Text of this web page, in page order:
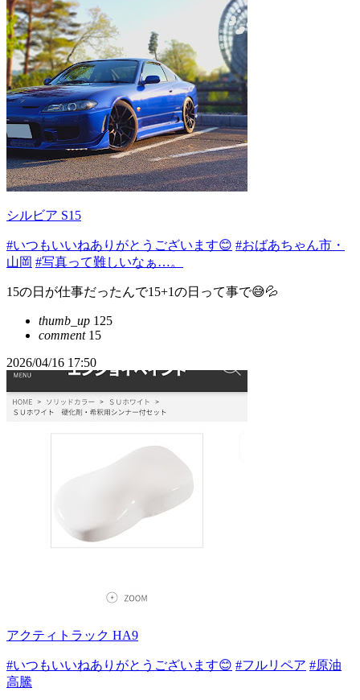
シルビア S15
#いつもいいねありがとうございます😊 #おばあちゃん市・
山岡 #写真って難しいなぁ…。
15の日が仕事だったんで15+1の日って事で😅💦
thumb_up 125
comment15
2026/04/16 17:50
アクティトラック HA9
#いつもいいねありがとうございます😊 #フルリペア #原油
高騰